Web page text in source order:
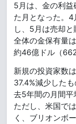
5月は、金の利
た月となった。
し、5月は売却
全体の金保有量
約46億ドル（
新規の投資家数
37.4%減少した
去5年間の月間平
ただし、米国で
く、ブリオンボ